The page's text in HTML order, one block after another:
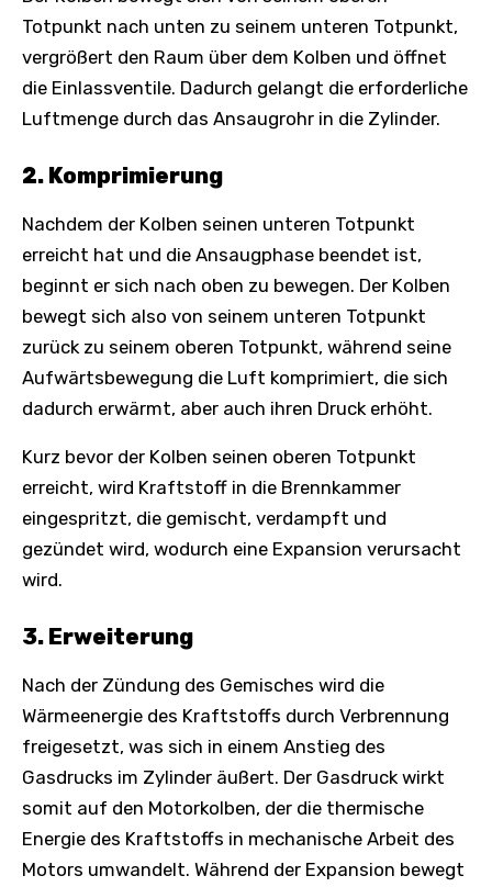
Totpunkt nach unten zu seinem unteren Totpunkt,
vergrößert den Raum über dem Kolben und öffnet
die Einlassventile. Dadurch gelangt die erforderliche
Luftmenge durch das Ansaugrohr in die Zylinder.
2. Komprimierung
Nachdem der Kolben seinen unteren Totpunkt
erreicht hat und die Ansaugphase beendet ist,
beginnt er sich nach oben zu bewegen. Der Kolben
bewegt sich also von seinem unteren Totpunkt
zurück zu seinem oberen Totpunkt, während seine
Aufwärtsbewegung die Luft komprimiert, die sich
dadurch erwärmt, aber auch ihren Druck erhöht.
Kurz bevor der Kolben seinen oberen Totpunkt
erreicht, wird Kraftstoff in die Brennkammer
eingespritzt, die gemischt, verdampft und
gezündet wird, wodurch eine Expansion verursacht
wird.
3. Erweiterung
Nach der Zündung des Gemisches wird die
Wärmeenergie des Kraftstoffs durch Verbrennung
freigesetzt, was sich in einem Anstieg des
Gasdrucks im Zylinder äußert. Der Gasdruck wirkt
somit auf den Motorkolben, der die thermische
Energie des Kraftstoffs in mechanische Arbeit des
Motors umwandelt. Während der Expansion bewegt